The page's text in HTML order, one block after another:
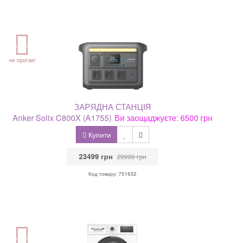
АКЦІЯ
не проґав!
ЗАРЯДНА СТАНЦІЯ
Anker Solix C800X (A1755) Ви заощаджуєте: 6500 грн
Купити
23499 грн 29999 грн
Код товару: 751632
АКЦІЯ